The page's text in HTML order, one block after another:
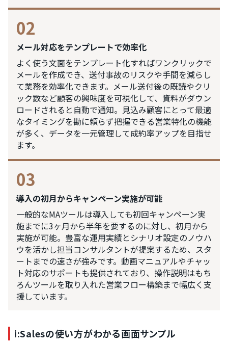
02
メール対応をテンプレートで効率化
よく使う文面をテンプレート化すればワンクリックで
メールを作成でき、送付事故のリスクや手間を減らし
て業務を効率化できます。メール送付後の既読やクリ
ック数など顧客の興味度を可視化して、資料がダウン
ロードされると自動で通知。見込み顧客にとって最適
なタイミングを勘に頼らず把握できる営業特化の機能
が多く、データを一元管理して成約率アップを目指せ
ます。
03
導入の初月からキャンペーン実施が可能
一般的なMAツールは導入しても初回キャンペーン実
施までに3ヶ月から半年を要するのに対し、初月から
実施が可能。豊富な運用実績とシナリオ設定のノウハ
ウを活かし担当コンサルタントが提案するため、スタ
ートまでの速さが強みです。動画マニュアルやチャッ
ト対応のサポートも提供されており、操作説明はもち
ろんツールを取り入れた営業フロー構築まで幅広く支
援しています。
i:Salesの使い方がわかる画面サンプル